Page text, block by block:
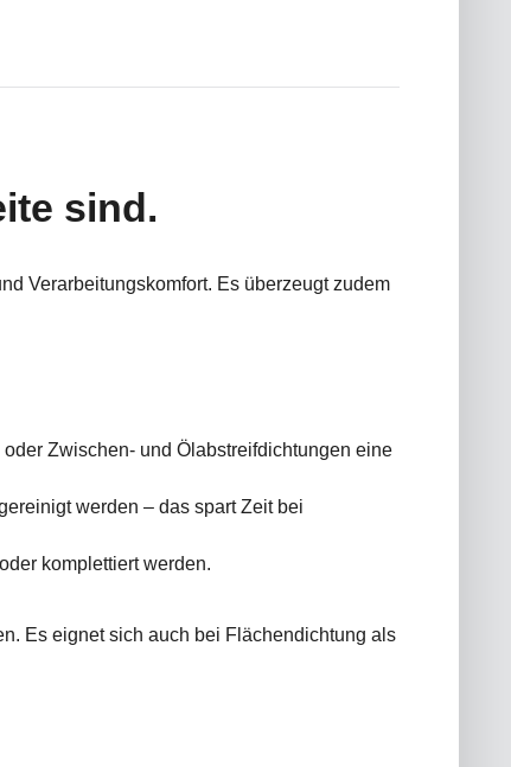
sind.
Verarbeitungskomfort. Es überzeugt zudem
Zwischen- und Ölabstreifdichtungen eine
werden – das spart Zeit bei
komplettiert werden.
Es eignet sich auch bei Flächendichtung als